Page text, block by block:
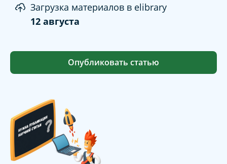
Загрузка материалов в elibrary
12 августа
Опубликовать статью